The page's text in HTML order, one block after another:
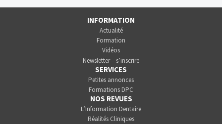
INFORMATION
Actualité
Formation
Vidéos
Newsletter – s’inscrire
SERVICES
Petites annonces
Formations DPC
NOS REVUES
L’Information Dentaire
Réalités Cliniques